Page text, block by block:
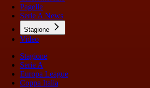
Pagelle
Serie A News
Stagione
Video
Stagione
Serie A
Europa League
Coppa Italia